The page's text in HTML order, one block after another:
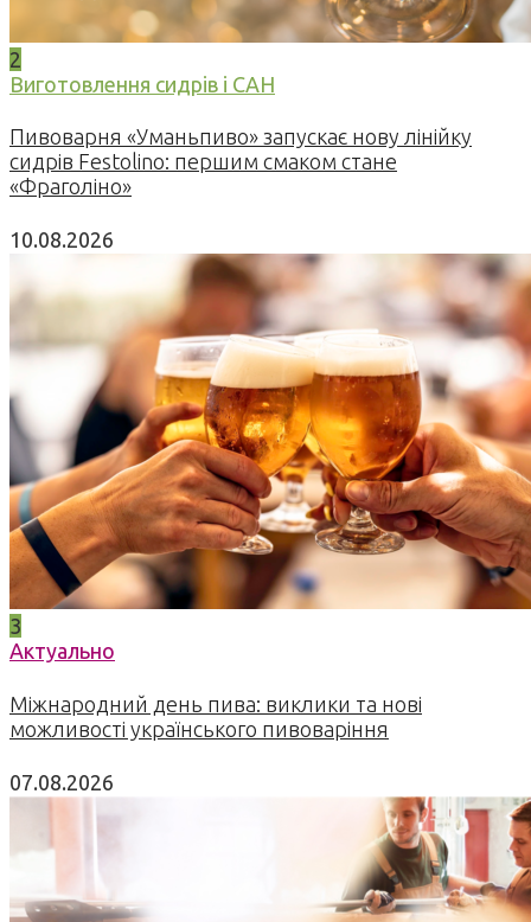
2
Виготовлення сидрів і САН
Пивоварня «Уманьпиво» запускає нову лінійку
сидрів Festolino: першим смаком стане
«Фраголіно»
10.08.2026
3
Актуально
Міжнародний день пива: виклики та нові
можливості українського пивоваріння
07.08.2026